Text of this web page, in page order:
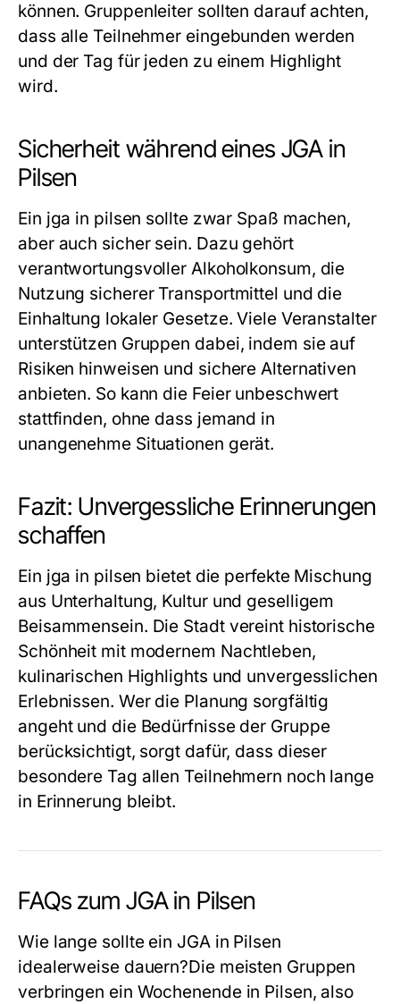
können. Gruppenleiter sollten darauf achten,
dass alle Teilnehmer eingebunden werden
und der Tag für jeden zu einem Highlight
wird.
Sicherheit während eines JGA in
Pilsen
Ein jga in pilsen sollte zwar Spaß machen,
aber auch sicher sein. Dazu gehört
verantwortungsvoller Alkoholkonsum, die
Nutzung sicherer Transportmittel und die
Einhaltung lokaler Gesetze. Viele Veranstalter
unterstützen Gruppen dabei, indem sie auf
Risiken hinweisen und sichere Alternativen
anbieten. So kann die Feier unbeschwert
stattfinden, ohne dass jemand in
unangenehme Situationen gerät.
Fazit: Unvergessliche Erinnerungen
schaffen
Ein jga in pilsen bietet die perfekte Mischung
aus Unterhaltung, Kultur und geselligem
Beisammensein. Die Stadt vereint historische
Schönheit mit modernem Nachtleben,
kulinarischen Highlights und unvergesslichen
Erlebnissen. Wer die Planung sorgfältig
angeht und die Bedürfnisse der Gruppe
berücksichtigt, sorgt dafür, dass dieser
besondere Tag allen Teilnehmern noch lange
in Erinnerung bleibt.
FAQs zum JGA in Pilsen
Wie lange sollte ein JGA in Pilsen
idealerweise dauern?Die meisten Gruppen
verbringen ein Wochenende in Pilsen, also